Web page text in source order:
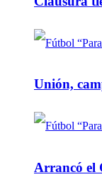
Unión,
Arrancó el